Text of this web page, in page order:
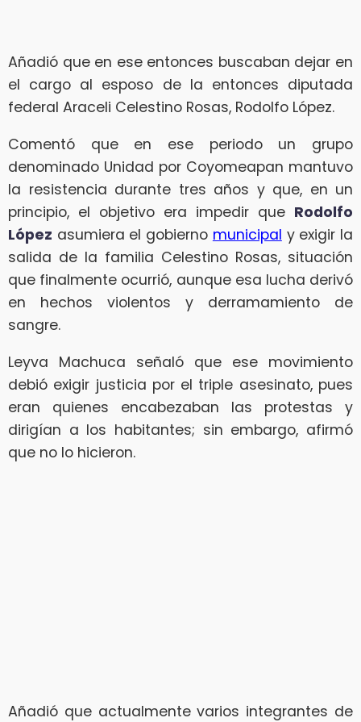
Añadió que en ese entonces buscaban dejar en
el cargo al esposo de la entonces diputada
federal Araceli Celestino Rosas, Rodolfo López.
Comentó que en ese periodo un grupo
denominado Unidad por Coyomeapan mantuvo
la resistencia durante tres años y que, en un
principio, el objetivo era impedir que Rodolfo
López asumiera el gobierno municipal y exigir la
salida de la familia Celestino Rosas, situación
que finalmente ocurrió, aunque esa lucha derivó
en hechos violentos y derramamiento de
sangre.
Leyva Machuca señaló que ese movimiento
debió exigir justicia por el triple asesinato, pues
eran quienes encabezaban las protestas y
dirigían a los habitantes; sin embargo, afirmó
que no lo hicieron.
Añadió que actualmente varios integrantes de